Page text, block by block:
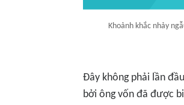
Khoảnh khắc nhảy
Đây không phải lần
bởi ông vốn đã được